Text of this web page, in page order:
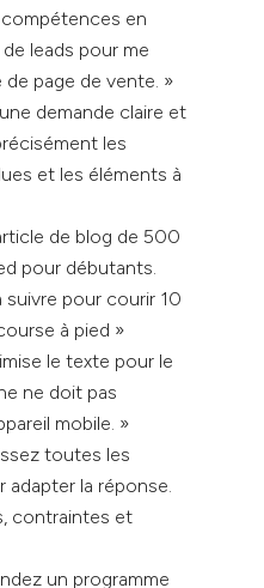
en
leads pour me
page de vente. »
demande claire et
les
et les éléments à
de blog de 500
pour débutants.
suivre pour courir 10
à pied »
le texte pour le
ne doit pas
mobile. »
toutes les
la réponse.
contraintes et
un programme